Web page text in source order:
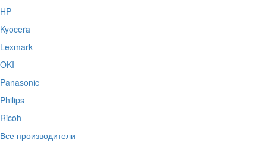
HP
Kyocera
Lexmark
OKI
Panasonic
Philips
Ricoh
Все производители